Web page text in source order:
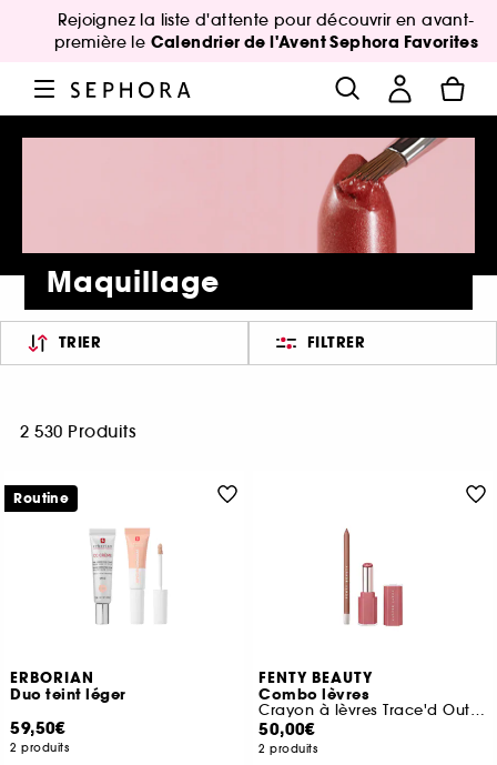
Rejoignez la liste d'attente pour découvrir en avant-
première le Calendrier de l'Avent Sephora Favorites
Maquillage
TRIER FILTRER
2 530 Produits
ERBORIAN
Duo teint léger
59,50€
2 produits
Routine
FENTY BEAUTY
Combo lèvres
Crayon à lèvres Trace'd Out et Gloss Bomb Stix
50,00€
2 produits